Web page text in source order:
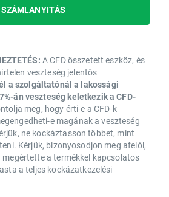
SZÁMLANYITÁS
A CFD összetett eszköz, és
veszteség jelentős
a szolgáltatónál a lakossági
án veszteség keletkezik a CFD-
meg, hogy érti-e a CFD-k
e magának a veszteség
ne kockáztasson többet, mint
Kérjük, bizonyosodjon meg afelől,
megértette a termékkel kapcsolatos
a teljes kockázatkezelési